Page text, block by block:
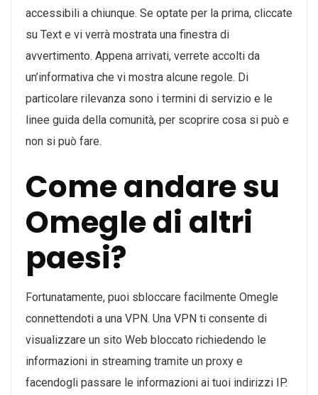
accessibili a chiunque. Se optate per la prima, cliccate
su Text e vi verrà mostrata una finestra di
avvertimento. Appena arrivati, verrete accolti da
un’informativa che vi mostra alcune regole. Di
particolare rilevanza sono i termini di servizio e le
linee guida della comunità, per scoprire cosa si può e
non si può fare.
Come andare su
Omegle di altri
paesi?
Fortunatamente, puoi sbloccare facilmente Omegle
connettendoti a una VPN. Una VPN ti consente di
visualizzare un sito Web bloccato richiedendo le
informazioni in streaming tramite un proxy e
facendogli passare le informazioni ai tuoi indirizzi IP.